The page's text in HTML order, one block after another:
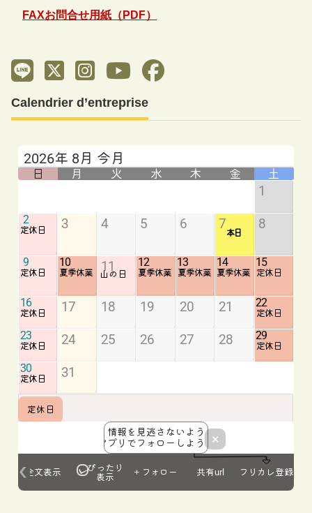
FAXお問合せ用紙（PDF）
Calendrier d’entreprise